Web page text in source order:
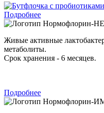
Подробнее
Нормофлорин-
Живые активные
метаболиты.
Срок хранения - 6 месяцев.
Подробнее
Нормофлорин-